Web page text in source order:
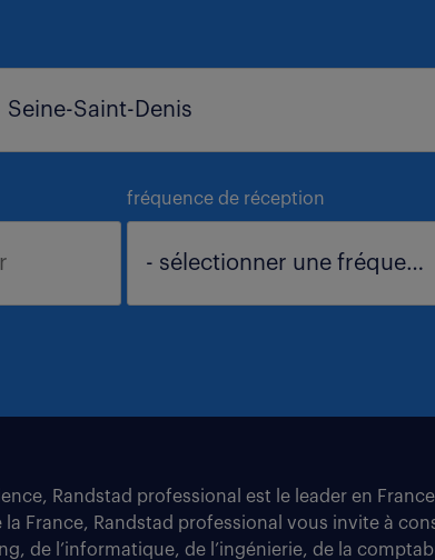
fréquence de réception
- sélectionner une fréquence -
Randstad professional est le leader en
France, Randstad professional vous invite à
de l’informatique, de l’ingénierie, de la